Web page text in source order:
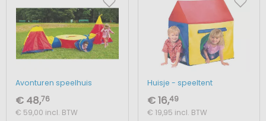
Avonturen speelhuis
€ 48,76
€ 59,00 incl. BTW
Huisje - speeltent
€ 16,49
€ 19,95 incl. BTW